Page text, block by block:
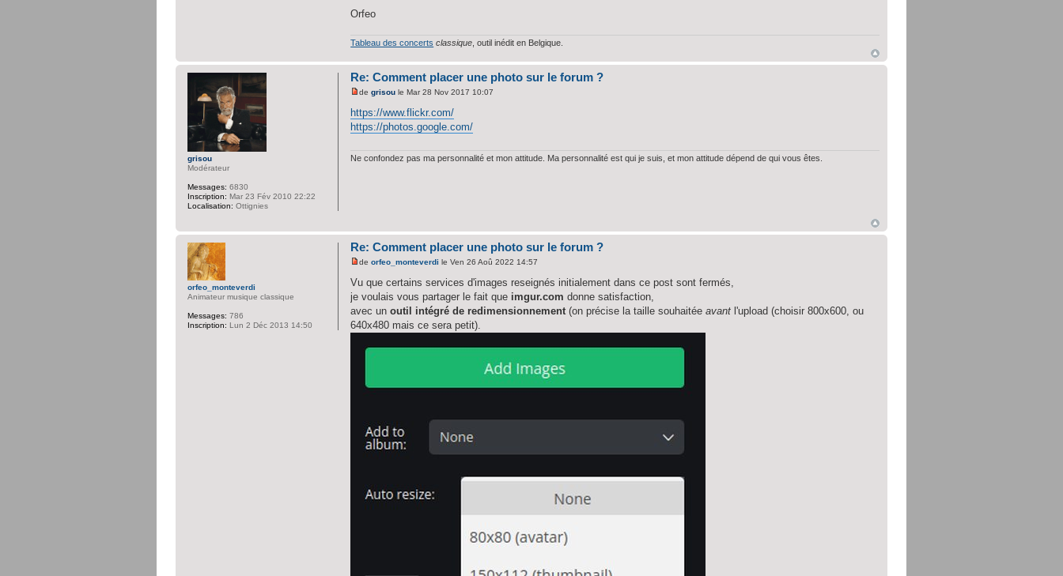
Orfeo
Tableau des concerts classique , outil inédit en Belgique.
Re: Comment placer une photo sur le forum ?
degrisou le Mar 28 Nov 2017 10:07
https://www.flickr.com/
https://photos.google.com/
Ne confondez pas ma personnalité et mon attitude. Ma personnalité est qui je suis, et mon attitude dépend de qui vous êtes.
grisou
Modérateur
Messages: 6830
Inscription: Mar 23 Fév 2010 22:22
Localisation: Ottignies
Re: Comment placer une photo sur le forum ?
deorfeo_monteverdi le Ven 26 Aoû 2022 14:57
Vu que certains services d'images reseignés initialement dans ce post sont fermés,
je voulais vous partager le fait que imgur.com donne satisfaction,
avec unoutil intégré de redimensionnement(on précise la taille souhaitéeavant l'upload (choisir 800x600, ou
640x480 mais ce sera petit).
orfeo_monteverdi
Animateur musique classique
Messages: 786
Inscription: Lun 2 Déc 2013 14:50